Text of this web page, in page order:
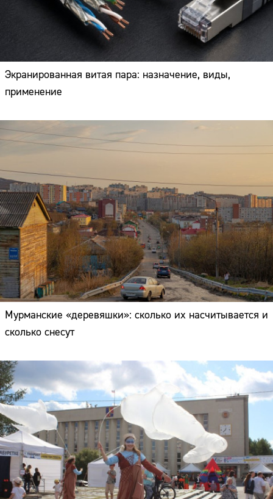
Экранированная витая пара: назначение, виды,
применение
Мурманские «деревяшки»: сколько их насчитывается и
сколько снесут